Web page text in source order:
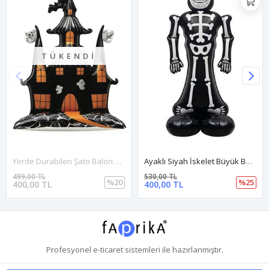
TÜKENDI
Yerde Durabilen Şato Balon Büyük Boy Halloween Balonu Cadılar Bayramı Balonu
400,00 TL
499,00 TL
%20
Ayaklı Siyah İskelet Büyük Boy Halloween Balonu İskelet Cadılar Bayramı Balonu
400,00 TL
530,00 TL
%25
Profesyonel e-ticaretsistemleri ile hazırlanmıştır.